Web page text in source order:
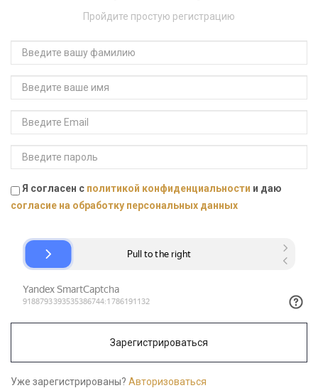
Пройдите простую регистрацию
Я согласен с политикой конфиденциальности и даю
согласие на обработку персональных данных
Зарегистрироваться
Уже зарегистрированы? Авторизоваться